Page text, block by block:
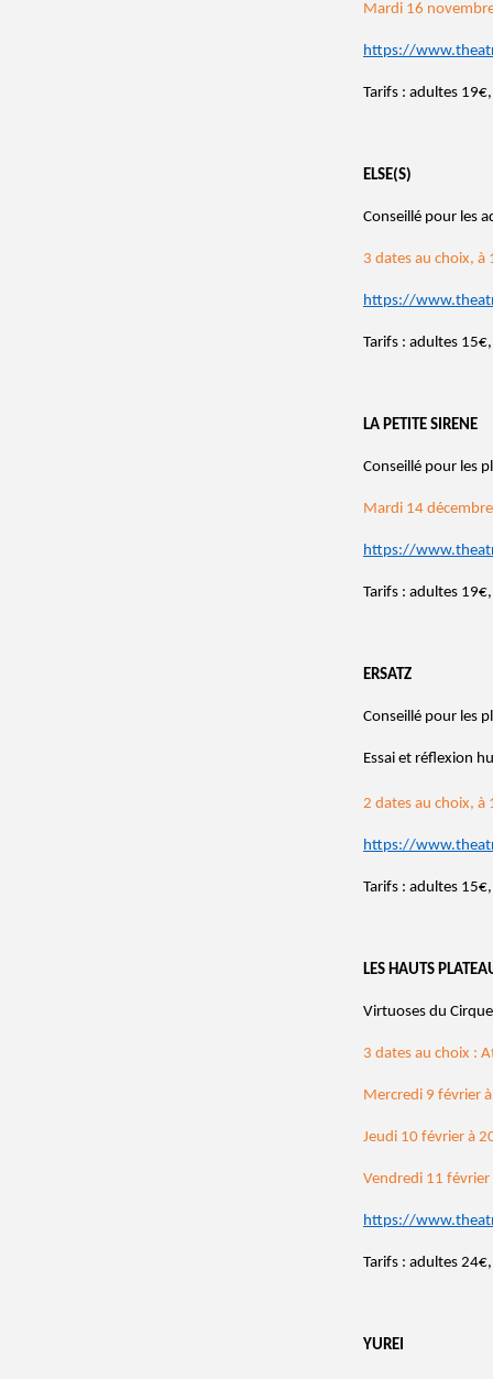
Mardi 16
https://
Tarifs : adultes
ELSE(S)
Conseillé pour les
3 dates au choix,
https://
Tarifs : adultes
LA PETITE SIRENE
Conseillé pour les
Mardi 14
https://
Tarifs : adultes
ERSATZ
Conseillé pour les
Essai et réflexion
2 dates au choix, à
https://
Tarifs : adultes
LES HAUTS
Virtuoses du Cirque
3 dates au choix :
Mercredi 9 février
Jeudi 10 février à
Vendredi 11
https://
Tarifs : adultes
YUREI